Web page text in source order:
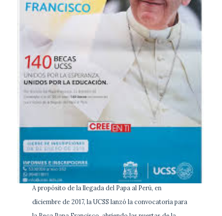
A propósito de la llegada del Papa al Perú, en
diciembre de 2017, la UCSS lanzó la convocatoria para